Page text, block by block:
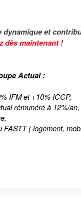
dynamique et
dès maintenant !
Actual :
IFM et +10% ICCP,
rémunéré à 12%/an,
FASTT ( logement,